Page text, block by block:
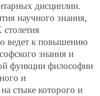
дисциплин.
научного знания,
ведет к повышению
знания и
функции философии
и
стыке которого и